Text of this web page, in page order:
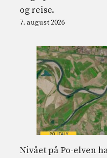
og reise.
7. august 2026
Nivået på Po-elven